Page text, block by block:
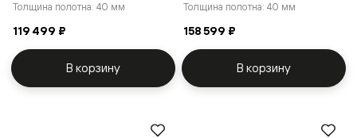
Толщина полотна: 40 мм
119 499 ₽
В корзину
Толщина полотна: 40 мм
158 599 ₽
В корзину